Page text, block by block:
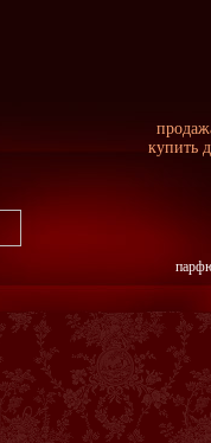
купить